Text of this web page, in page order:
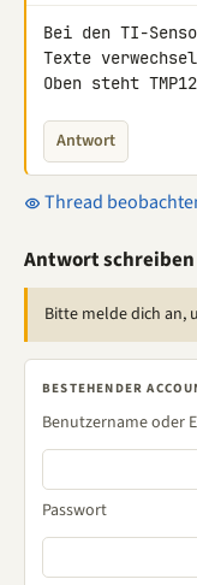
Bei den TI-
Texte
Oben steht
Antwort
Thread
Antwort schreiben
Bitte melde dich an,
BESTEHENDER
Benutzername oder
Passwort